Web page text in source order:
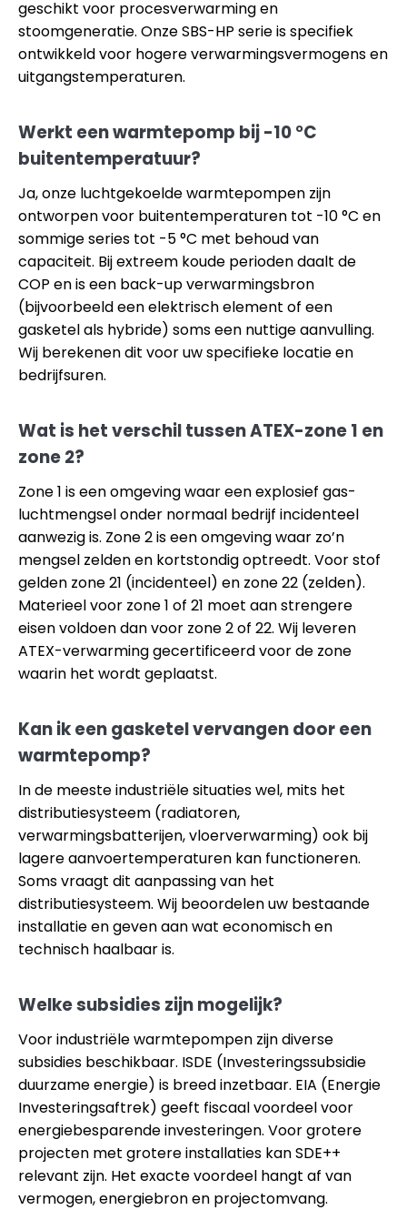
geschikt voor procesverwarming en
stoomgeneratie. Onze SBS-HP serie is specifiek
ontwikkeld voor hogere verwarmingsvermogens en
uitgangstemperaturen.
Werkt een warmtepomp bij -10 °C
buitentemperatuur?
Ja, onze luchtgekoelde warmtepompen zijn
ontworpen voor buitentemperaturen tot -10 °C en
sommige series tot -5 °C met behoud van
capaciteit. Bij extreem koude perioden daalt de
COP en is een back-up verwarmingsbron
(bijvoorbeeld een elektrisch element of een
gasketel als hybride) soms een nuttige aanvulling.
Wij berekenen dit voor uw specifieke locatie en
bedrijfsuren.
Wat is het verschil tussen ATEX-zone 1 en
zone 2?
Zone 1 is een omgeving waar een explosief gas-
luchtmengsel onder normaal bedrijf incidenteel
aanwezig is. Zone 2 is een omgeving waar zo’n
mengsel zelden en kortstondig optreedt. Voor stof
gelden zone 21 (incidenteel) en zone 22 (zelden).
Materieel voor zone 1 of 21 moet aan strengere
eisen voldoen dan voor zone 2 of 22. Wij leveren
ATEX-verwarming gecertificeerd voor de zone
waarin het wordt geplaatst.
Kan ik een gasketel vervangen door een
warmtepomp?
In de meeste industriële situaties wel, mits het
distributiesysteem (radiatoren,
verwarmingsbatterijen, vloerverwarming) ook bij
lagere aanvoertemperaturen kan functioneren.
Soms vraagt dit aanpassing van het
distributiesysteem. Wij beoordelen uw bestaande
installatie en geven aan wat economisch en
technisch haalbaar is.
Welke subsidies zijn mogelijk?
Voor industriële warmtepompen zijn diverse
subsidies beschikbaar. ISDE (Investeringssubsidie
duurzame energie) is breed inzetbaar. EIA (Energie
Investeringsaftrek) geeft fiscaal voordeel voor
energiebesparende investeringen. Voor grotere
projecten met grotere installaties kan SDE++
relevant zijn. Het exacte voordeel hangt af van
vermogen, energiebron en projectomvang.